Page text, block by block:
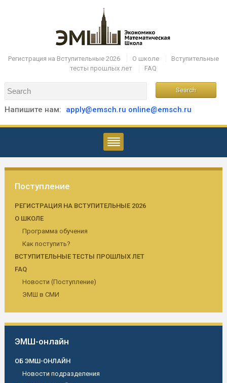
Регистрация на Вступительные 2026 О школе
Вступительные
тесты прошлых лет
FAQ
Напишите нам: apply@emsch.ru online@emsch.ru
Поступление
РЕГИСТРАЦИЯ НА ВСТУПИТЕЛЬНЫЕ 2026
О ШКОЛЕ
Программа обучения
Как поступить?
ВСТУПИТЕЛЬНЫЕ ТЕСТЫ ПРОШЛЫХ ЛЕТ
FAQ
Новости (Поступление)
ЭМШ в СМИ
ЭМШ-онлайн
ОБ ЭМШ-ОНЛАЙН
Новости подразделения